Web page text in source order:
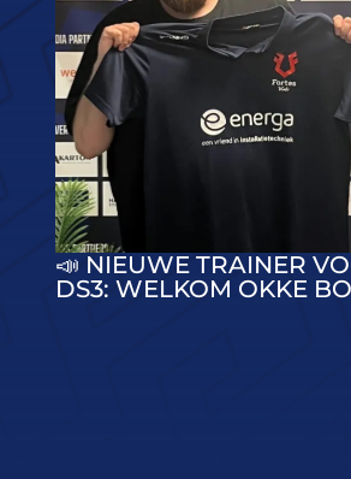
📣 NIEUWE TRAINER
DS3: WELKOM OKKE